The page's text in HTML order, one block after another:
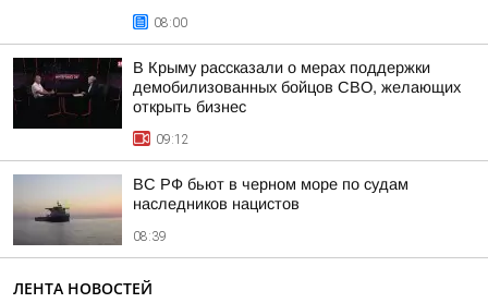
08:00
В Крыму рассказали о мерах поддержки
демобилизованных бойцов СВО, желающих
открыть бизнес
09:12
ВС РФ бьют в черном море по судам
наследников нацистов
08:39
ЛЕНТА НОВОСТЕЙ